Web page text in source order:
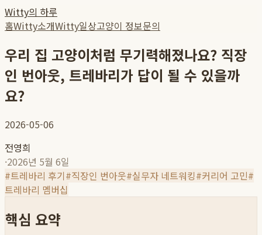
Witty의 하루
홈Witty소개Witty일상고양이 정보문의
우리 집 고양이처럼 무기력해졌나요? 직장
인 번아웃, 트레바리가 답이 될 수 있을까
요?
2026-05-06
전영희
·2026년 5월 6일
#트레바리 후기#직장인 번아웃#실무자 네트워킹#커리어 고민#
트레바리 멤버십
핵심 요약